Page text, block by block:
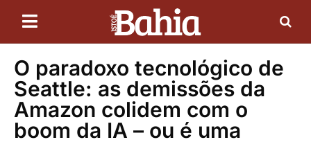
O paradoxo tecnológico de
Seattle: as demissões da
Amazon colidem com o
boom da IA ​​– ou é uma